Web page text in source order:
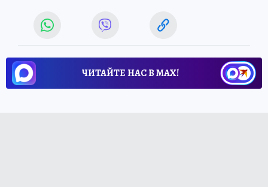
ЧИТАЙТЕ НАС В МАХ!